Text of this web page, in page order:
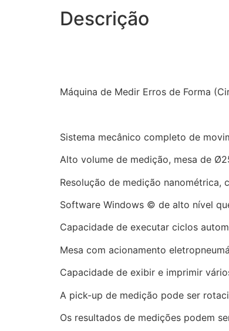
Descrição
Máquina de Medir Erros de Forma
Sistema mecânico completo de
Alto volume de medição, mesa de
Resolução de medição
Software Windows © de alto nível
Capacidade de executar ciclos
Mesa com acionamento
Capacidade de exibir e imprimir
A pick-up de medição pode ser
Os resultados de medições podem